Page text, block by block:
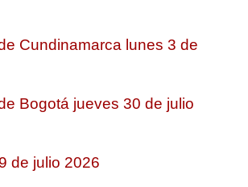
Cundinamarca lunes 3 de
Bogotá jueves 30 de julio
de julio 2026